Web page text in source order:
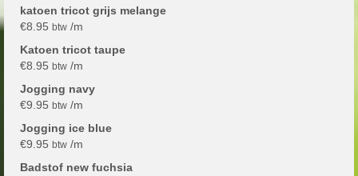
katoen tricot grijs melange
€8.95 btw /m
Katoen tricot taupe
€8.95 btw /m
Jogging navy
€9.95 btw /m
Jogging ice blue
€9.95 btw /m
Badstof new fuchsia